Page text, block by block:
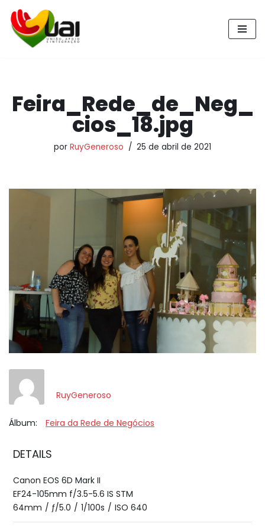
Pular
para
Feira_Rede_de_Neg_
cios_18.jpg
por RuyGeneroso 25 de abril de 2021
RuyGeneroso
Álbum: Feira da Rede de Negócios
DETAILS
Canon EOS 6D Mark II
EF24-105mm f/3.5-5.6 IS STM
64mm / ƒ/5.0 / 1/100s / ISO 640